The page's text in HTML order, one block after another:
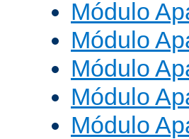
Módulo
Módulo
Módulo
Módulo
Módulo